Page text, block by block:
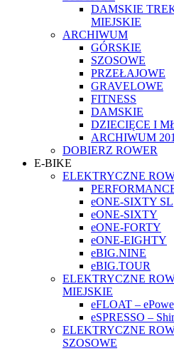
DAMSKIE
MIEJSKIE
ARCHIWUM
GÓRSKIE
SZOSOWE
PRZEŁAJOWE
GRAVELOWE
FITNESS
DAMSKIE
DZIECIĘCE I
ARCHIWUM
DOBIERZ ROWER
E-BIKE
ELEKTRYCZNE
eONE-SIXTY SL
eONE-SIXTY
eONE-FORTY
eONE-EIGHTY
eBIG.NINE
eBIG.TOUR
ELEKTRYCZNE
MIEJSKIE
eFLOAT –
eSPRESSO –
ELEKTRYCZNE
SZOSOWE